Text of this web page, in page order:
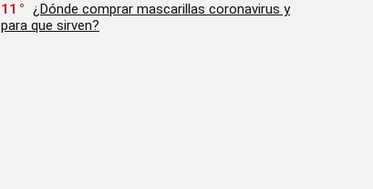
11
¿Dónde comprar mascarillas coronavirus y
para que sirven?